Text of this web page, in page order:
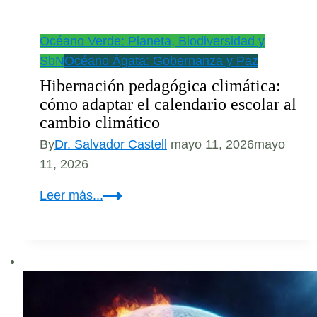
Océano Verde: Planeta, Biodiversidad y
SbNOcéano Ágata: Gobernanza y Paz
Hibernación pedagógica climática:
cómo adaptar el calendario escolar al
cambio climático
ByDr. Salvador Castell mayo 11, 2026mayo
11, 2026
Leer más...Hibernación
adaptar
el
calendario